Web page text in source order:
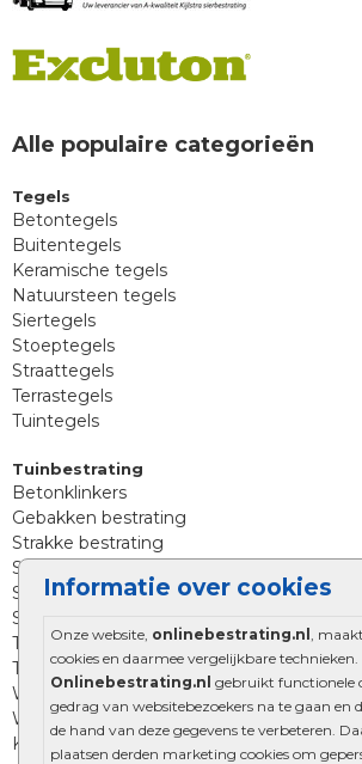
Informatie over cookies
Onze website, onlinebestrating.nl ,
cookies en daarmee vergelijkbare technieken.
Onlinebestrating.nl gebruikt functionele
gedrag van websitebezoekers na te gaan en
de hand van deze gegevens te verbeteren.
plaatsen derden marketing cookies om
Alle populaire categorieën
Tegels
Betontegels
Buitentegels
Keramische tegels
Natuursteen tegels
Siertegels
Stoeptegels
Straattegels
Terrastegels
Tuintegels
Tuinbestrating
Betonklinkers
Gebakken bestrating
Strakke bestrating
Sierbestrating
Straatklinkers
Straatstenen
Trommelstenen
Tuinstenen
Waalformaat
Wildverband bestrating
Kingstones